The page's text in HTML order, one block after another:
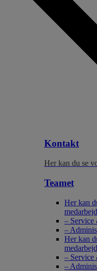
Kontakt
Her kan du se
Teamet
Her kan
– Service
–
Her kan
– Service
–